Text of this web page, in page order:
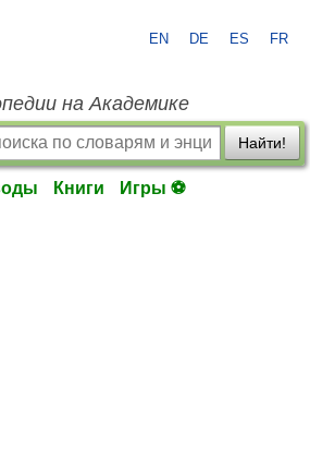
EN DE ES FR
на Академике
Найти!
Книги Игры ⚽